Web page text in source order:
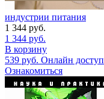
индустрии питания
1 344 руб.
1 344 руб.
В корзину
539 руб. Онлайн доступ
Ознакомиться